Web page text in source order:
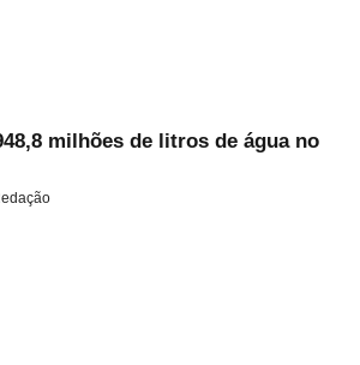
milhões de litros de água no